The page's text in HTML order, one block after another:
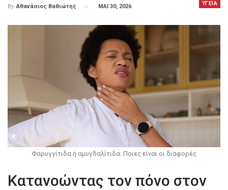
ΥΓΕΙΑ
By Αθανάσιος Βαθιώτης ΜΑΙ 30, 2026
Φαρυγγίτιδα ή αμυγδαλίτιδα: Ποιες είναι οι διαφορές
Κατανοώντας τον πόνο στον